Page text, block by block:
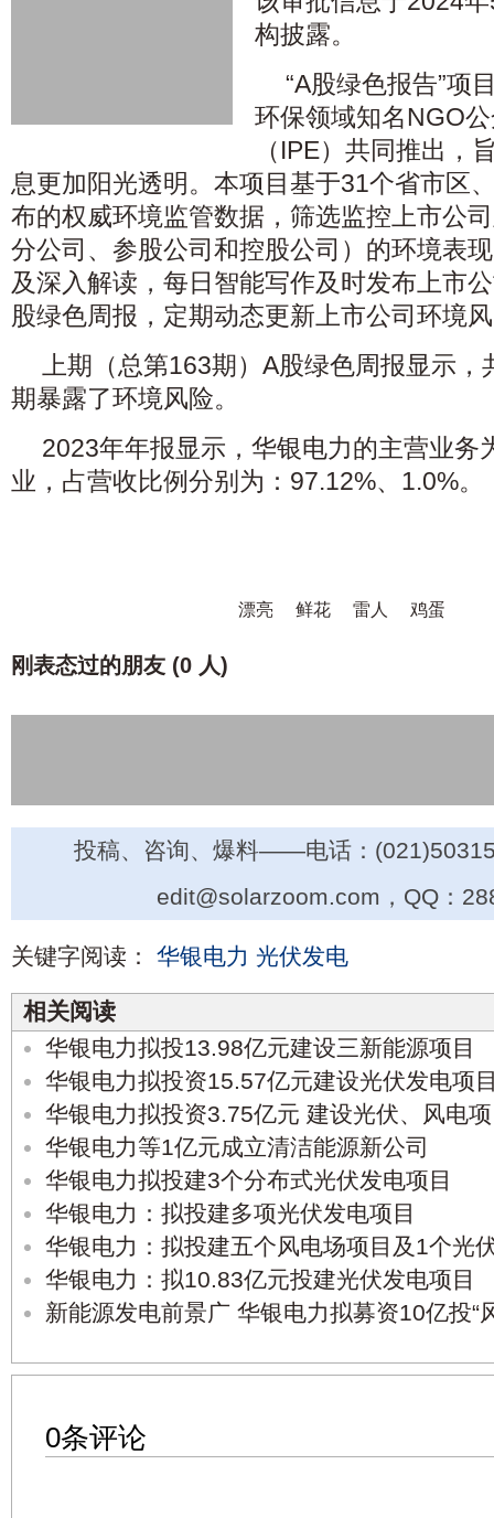
构披露。
“A股绿色报告”项
环保领域知名NGO
（IPE）共同推出，
息更加阳光透明。本项目基于31个省市区
布的权威环境监管数据，筛选监控上市公
分公司、参股公司和控股公司）的环境表
及深入解读，每日智能写作及时发布上市
股绿色周报，定期动态更新上市公司环境
上期（总第163期）A股绿色周报显示
期暴露了环境风险。
2023年年报显示，华银电力的主营业务
业，占营收比例分别为：97.12%、1.0%。
漂亮 鲜花 雷人 鸡蛋
刚表态过的朋友 (0 人)
投稿、咨询、爆料——电话：
edit@solarzoom.com，QQ：
关键字阅读： 华银电力 光伏发电
相关阅读
华银电力拟投13.98亿元建设三新能源项目
华银电力拟投资15.57亿元建设光伏发电项
华银电力拟投资3.75亿元 建设光伏、风电
华银电力等1亿元成立清洁能源新公司
华银电力拟投建3个分布式光伏发电项目
华银电力：拟投建多项光伏发电项目
华银电力：拟投建五个风电场项目及1个光
华银电力：拟10.83亿元投建光伏发电项目
新能源发电前景广 华银电力拟募资10亿投“
0条评论